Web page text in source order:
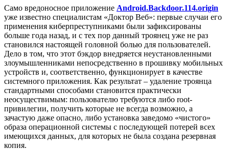
Само вредоносное приложение Android.Backdoor.114.origin
уже известно специалистам «Доктор Веб»: первые случаи его
применения киберпреступниками были зафиксированы
больше года назад, и с тех пор данный троянец уже не раз
становился настоящей головной болью для пользователей.
Дело в том, что этот бэкдор внедряется неустановленными
злоумышленниками непосредственно в прошивку мобильных
устройств и, соответственно, функционирует в качестве
системного приложения. Как результат – удаление троянца
стандартными способами становится практически
неосуществимым: пользователю требуются либо root-
привилегии, получить которые не всегда возможно, а
зачастую даже опасно, либо установка заведомо «чистого»
образа операционной системы с последующей потерей всех
имеющихся данных, для которых не была создана резервная
копия.